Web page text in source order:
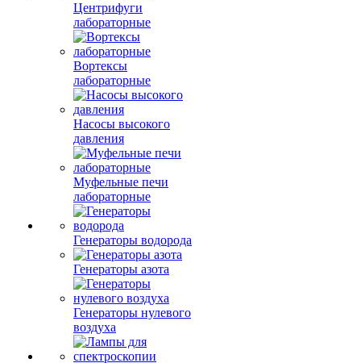
Центрифуги
лабораторные
Вортексы
лабораторные
Насосы высокого
давления
Муфельные печи
лабораторные
Генераторы водорода
Генераторы азота
Генераторы нулевого
воздуха